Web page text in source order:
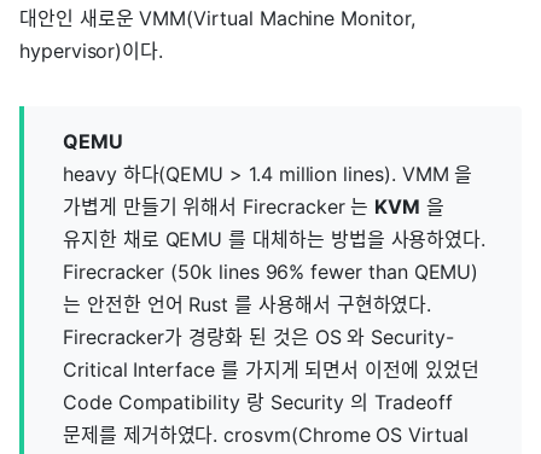
대안인 새로운 VMM(Virtual Machine Monitor,
hypervisor)이다.
QEMU
heavy 하다(QEMU > 1.4 million lines). VMM 을
가볍게 만들기 위해서 Firecracker 는 KVM 을
유지한 채로 QEMU 를 대체하는 방법을 사용하였다.
Firecracker (50k lines 96% fewer than QEMU)
는 안전한 언어 Rust 를 사용해서 구현하였다.
Firecracker가 경량화 된 것은 OS 와 Security-
Critical Interface 를 가지게 되면서 이전에 있었던
Code Compatibility 랑 Security 의 Tradeoff
문제를 제거하였다. crosvm(Chrome OS Virtual